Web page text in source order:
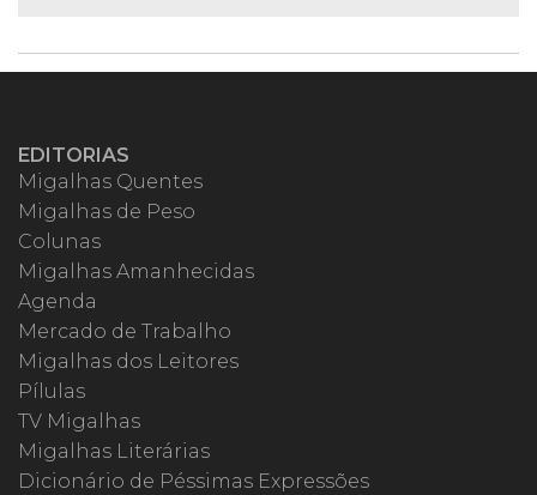
EDITORIAS
Migalhas Quentes
Migalhas de Peso
Colunas
Migalhas Amanhecidas
Agenda
Mercado de Trabalho
Migalhas dos Leitores
Pílulas
TV Migalhas
Migalhas Literárias
Dicionário de Péssimas Expressões